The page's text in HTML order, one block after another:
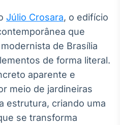
Curadoria
Curadoria de
conteúdos
noticiosos
Broadcast
Radar
inteligente de
Júlio Crosara, o edifício
que
de Brasília
de forma literal.
aparente e
meio de jardineiras
estrutura, criando uma
se transforma